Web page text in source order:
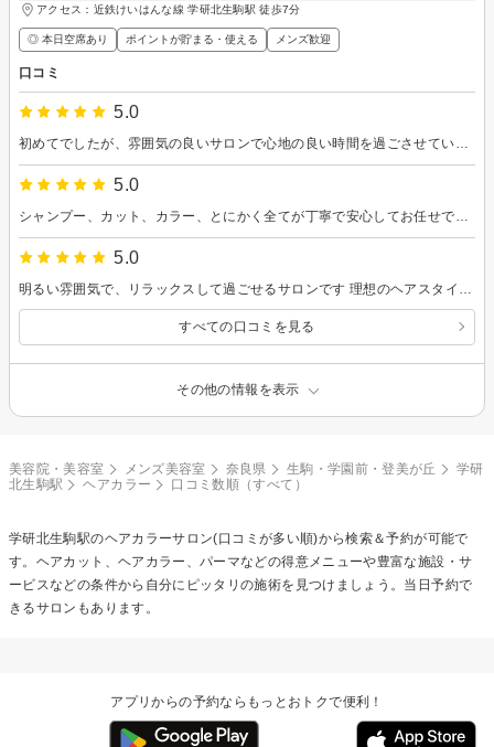
アクセス：近鉄けいはんな線 学研北生駒駅 徒歩7分
◎ 本日空席あり ポイントが貯まる・使える メンズ歓迎
口コミ
5.0
5.0
5.0
すべての口コミを見る
その他の情報を表示
美容院・美容室 メンズ美容室 奈良県 生駒・学園前・登美が丘
学研
北生駒駅
ヘアカラー 口コミ数順（すべて）
学研北生駒駅のヘアカラーサロン(口コミが多い順)から検索＆予約が可能で
す。ヘアカット、ヘアカラー、パーマなどの得意メニューや豊富な施設・サ
ービスなどの条件から自分にピッタリの施術を見つけましょう。当日予約で
きるサロンもあります。
アプリからの予約ならもっとおトクで便利！